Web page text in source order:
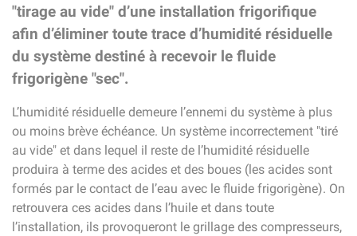
"tirage au vide" d’une installation frigorifique
afin d’éliminer toute trace d’humidité résiduelle
du système destiné à recevoir le fluide
frigorigène "sec".
L’humidité résiduelle demeure l’ennemi du système à plus
ou moins brève échéance. Un système incorrectement "tiré
au vide" et dans lequel il reste de l’humidité résiduelle
produira à terme des acides et des boues (les acides sont
formés par le contact de l’eau avec le fluide frigorigène). On
retrouvera ces acides dans l’huile et dans toute
l’installation, ils provoqueront le grillage des compresseurs,